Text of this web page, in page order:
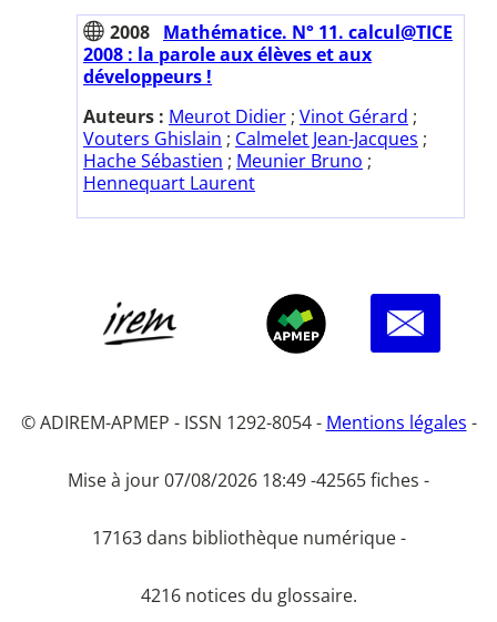
2008 Mathématice. N° 11. calcul@TICE
2008 : la parole aux élèves et aux
développeurs !
Auteurs : Meurot Didier ; Vinot Gérard ;
Vouters Ghislain ; Calmelet Jean-Jacques ;
Hache Sébastien ; Meunier Bruno ;
Hennequart Laurent
© ADIREM-APMEP - ISSN 1292-8054 - Mentions légales -
Mise à jour 07/08/2026 18:49 -42565 fiches -
17163 dans bibliothèque numérique -
4216 notices du glossaire.